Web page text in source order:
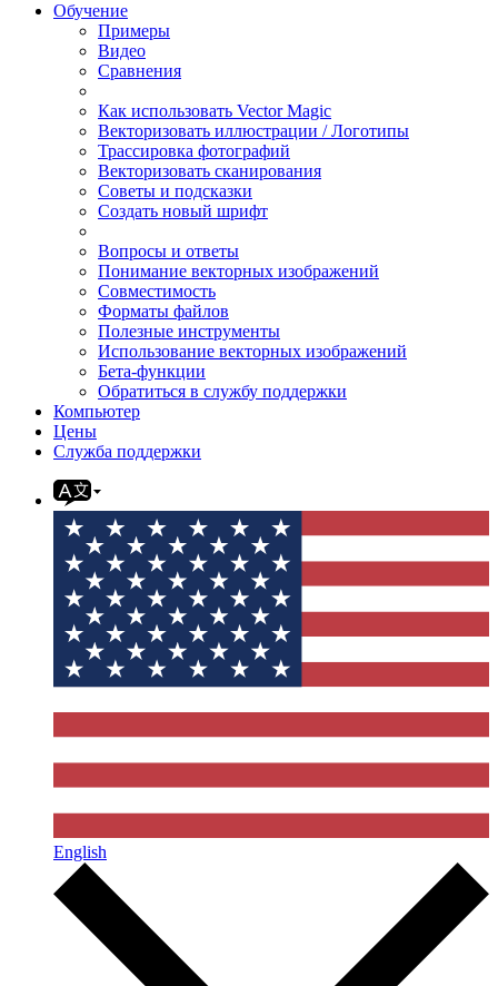
Обучение
Примеры
Видео
Сравнения
Как использовать Vector Magic
Векторизовать иллюстрации / Логотипы
Трассировка фотографий
Векторизовать сканирования
Советы и подсказки
Создать новый шрифт
Вопросы и ответы
Понимание векторных изображений
Совместимость
Форматы файлов
Полезные инструменты
Использование векторных изображений
Бета-функции
Обратиться в службу поддержки
Компьютер
Цены
Служба поддержки
English